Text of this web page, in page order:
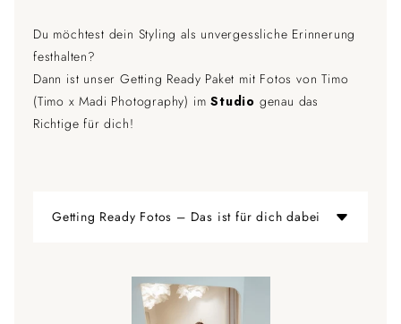
Du möchtest dein Styling als unvergessliche Erinnerung
festhalten?
Dann ist unser Getting Ready Paket mit Fotos von Timo
(Timo x Madi Photography) imStudio genau das
Richtige für dich!
Getting Ready Fotos – Das ist für dich dabei
Begleitpersonen vor Ort
Alle gelungenen Bilder in hoher Auflösung,